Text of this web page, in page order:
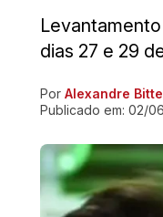
dias 27 e 29
Ir direto pra
Por Alexandre
Publicado em: 02/